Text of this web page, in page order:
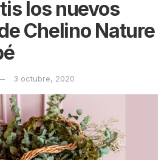
los nuevos
Chelino Nature
3 octubre, 2020